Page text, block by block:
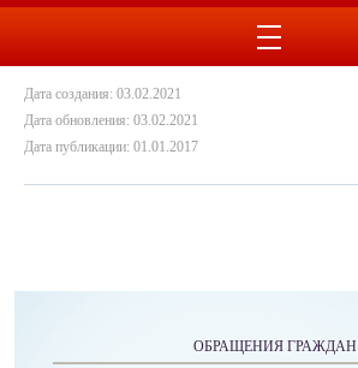
период(температурный режим).pdf
Дата создания: 03.02.2021
Дата обновления: 03.02.2021
Дата публикации: 01.01.2017
ОБРАЩЕНИЯ ГРАЖДАН